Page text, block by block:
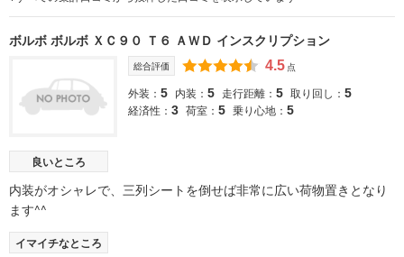
ボルボ ボルボ ＸＣ９０ Ｔ６ ＡＷＤ インスクリプション
総合評価 4.5 点
外装： 5 内装： 5 走行距離： 5 取り回し： 5
経済性： 3 荷室： 5 乗り心地： 5
良いところ
内装がオシャレで、三列シートを倒せば非常に広い荷物置きとなり
ます^^
イマイチなところ